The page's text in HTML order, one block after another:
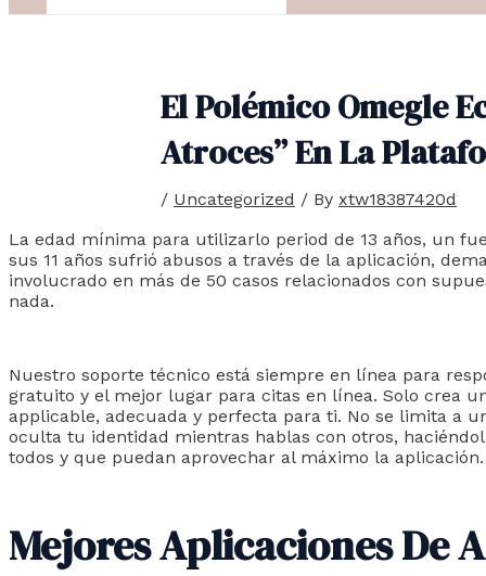
El Polémico Omegle
Atroces” En La
/ Uncategorized / By xtw18387420d
La edad mínima para utilizarlo period de 13 años, un
sus 11 años sufrió abusos a través de la aplicación,
involucrado en más de 50 casos relacionados con
nada.
Nuestro soporte técnico está siempre en línea para
gratuito y el mejor lugar para citas en línea. Solo crea
applicable, adecuada y perfecta para ti. No se limita a
oculta tu identidad mientras hablas con otros,
todos y que puedan aprovechar al máximo la
Mejores Aplicaciones De